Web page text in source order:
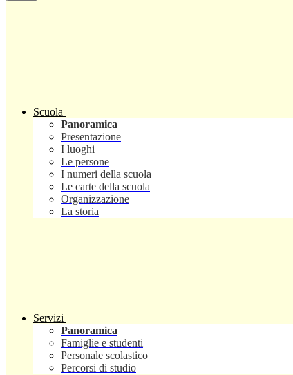
Scuola
Panoramica
Presentazione
I luoghi
Le persone
I numeri della scuola
Le carte della scuola
Organizzazione
La storia
Servizi
Panoramica
Famiglie e studenti
Personale scolastico
Percorsi di studio